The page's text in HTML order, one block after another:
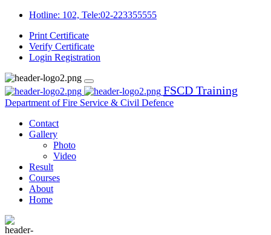
Hotline: 102, Tele:02-223355555
Print Certificate
Verify Certificate
Login Registration
FSCD Training
Department of Fire Service & Civil Defence
Contact
Gallery
Photo
Video
Result
Courses
About
Home